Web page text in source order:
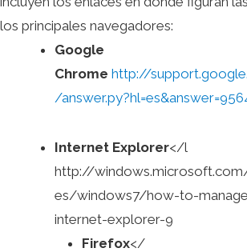
los principales navegadores:
Google
Chrome http://
/
Internet Explorer</l
http://
es/windows7/how-to-
internet-explorer-9
Firefox</